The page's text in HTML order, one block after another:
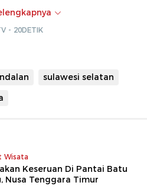
Trans TV (Ade)
- 20DETIK
sulawesi selatan
Wisata
Keseruan Di Pantai Batu
Nusa Tenggara Timur